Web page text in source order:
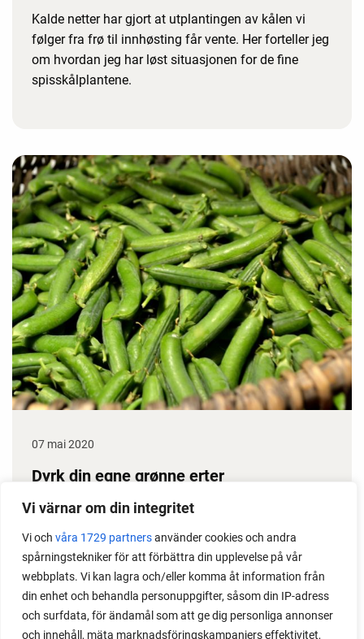
Vi värnar om din integritet
Vi och våra 1729 partnersanvänder cookies och andra
spårningstekniker för att förbättra din upplevelse på vår
webbplats. Vi kan lagra och/eller komma åt information från
din enhet och behandla personuppgifter, såsom din IP-adress
och surfdata, för ändamål som att ge dig personliga annonser
och innehåll, mäta marknadsföringskampanjers effektivitet,
Kalde netter har gjort at utplantingen av kålen vi
følger fra frø til innhøsting får vente. Her forteller jeg
om hvordan jeg har løst situasjonen for de fine
spisskålplantene.
07 mai 2020
Dyrk din egne grønne erter
Erter gir stor avling, dessuten klarer de seg i
en gullgruve i kjøkkenhagen. Her får du noen gode
ertedyrketips.